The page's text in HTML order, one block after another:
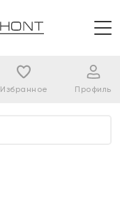
Избранное Профиль